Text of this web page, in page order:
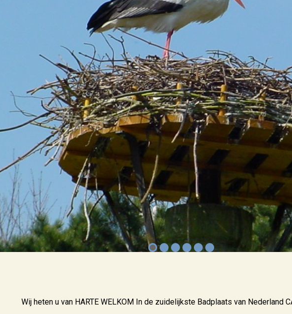
Wij heten u van HARTE WELKOM In de zuidelijkste Badplaats van Nederland